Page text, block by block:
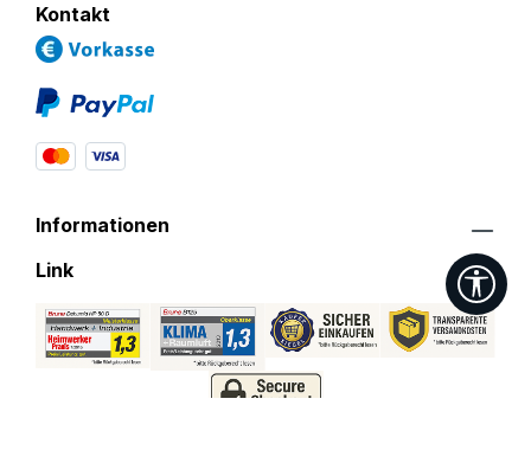
Kontakt
Informationen
Link